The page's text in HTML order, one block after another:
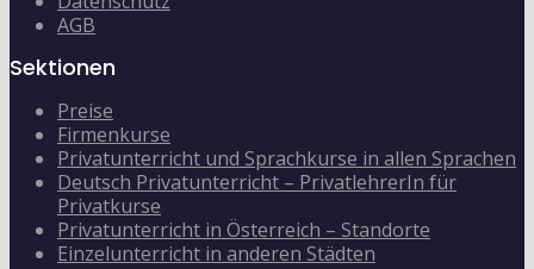
AGB
Sektionen
Preise
Firmenkurse
Privatunterricht und Sprachkurse in allen Sprachen
Deutsch Privatunterricht – PrivatlehrerIn für
Privatkurse
Privatunterricht in Österreich – Standorte
Einzelunterricht in anderen Städten